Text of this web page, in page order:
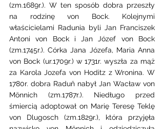
(zm.1689r.). W ten sposób dobra przeszły
na rodzinę von Bock. Kolejnymi
właścicielami Radunia byli Jan Franciszek
Antoni von Bock i Jan Józef von Bock
(zm.1745r.). Córka Jana Józefa, Maria Anna
von Bock (ur.1709r.) w 1731r. wyszła za mąż
za Karola Jozefa von Hoditz z Wronina. W
1780r. dobra Raduň nabył Jan Wacław von
Mönnich (zm.1787r.). Niedługo przed
śmiercią adoptował on Marię Teresę Teklę
von Dlugosch (zm.1829r.), która przyjęła